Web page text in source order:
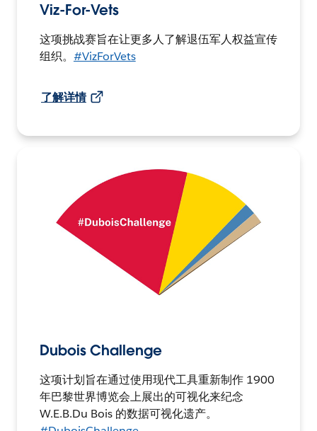
Viz-For-Vets
这项挑战赛旨在让更多人了解退伍军人权益宣传
组织。 #VizForVets
了解详情
Dubois Challenge
这项计划旨在通过使用现代工具重新制作 1900
年巴黎世界博览会上展出的可视化来纪念
W.E.B.Du Bois 的数据可视化遗产。